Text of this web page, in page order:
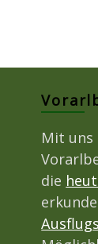
Mit uns
die